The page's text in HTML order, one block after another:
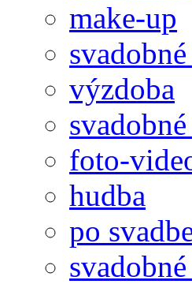
make-up
výzdoba
foto-
hudba
po